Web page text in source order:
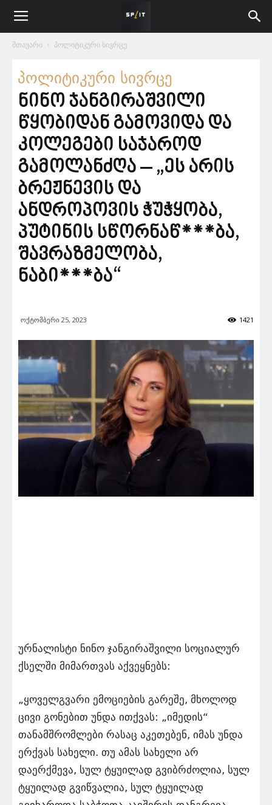
მთავარი პოლიტიკური სივრცე
პოლიტიკური სივრცე
ნინო ჯანგირაშვილი
წყობიდან გამოვიდა და
კოლეგები საჯაროდ
გამოლანძღა – „ეს არის
ბრეჟნევის და
ანდროპოვის ჭუჭყობა,
პუტინის სწორნაწ***ბა,
შავრაზმელობა,
ნაბი***ბა“
ოქტომბერი 25, 2023 1421
ურნალისტი ნინო ჯანგირაშვილი სოციალურ
ქსელში მიმართვას აქვეყნებს:
„ყოველგვარი ემოციების გარეშე, მხოლოდ
ცივი გონებით უნდა ითქვას: „იმედის“
თანამშრომლები რასაც აკეთებენ, იმას უნდა
ერქვას სახელი. თუ ამას სახელი არ
დაერქმევა, სულ ტყუილად გვიბრძოლია, სულ
ტყუილად გვიწვალია, სულ ტყუილად